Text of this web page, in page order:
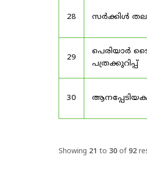
28 സർക്കിൾ തല
29
പെരിയാർ
പത്രക്കുറിപ്പ്
30
Showing 21 to 30 of 92